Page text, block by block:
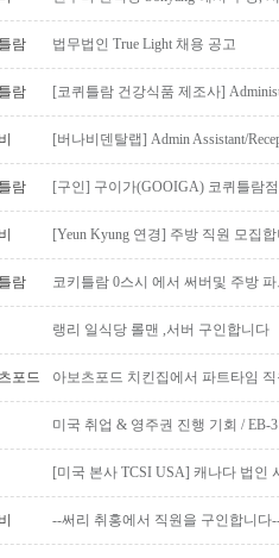
람 법무법인 True Light 채용 공고
람 [코퀴틀람 건강식품 제조사]
[버나비덴탈랩] Admin Assistant/
람 [구인] 구이가(GOOIGA) 코퀴틀람
[Yeun Kyung 연경] 주방 직원 모집
람 코키틀람 0스시 에서 써버및 주방
랭리 일식당 롤맨 ,서버 구인합니다
포드 아보츠포드 치킨집에서 파트타임
미국 취업 & 영주권 진행 기회 / EB-
[미국 본사 TCSI USA] 캐나다 법인
--써리 취홍에서 직원을 구인합니다